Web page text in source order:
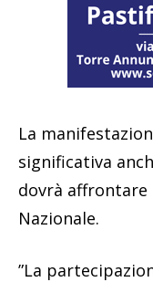
La
significativa
dovrà
Nazionale.
”La